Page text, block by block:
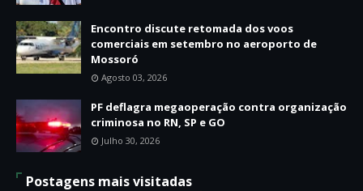
Encontro discute retomada dos voos
comerciais em setembro no aeroporto de
Mossoró
Agosto 03, 2026
PF deflagra megaoperação contra organização
criminosa no RN, SP e GO
Julho 30, 2026
Postagens mais visitadas